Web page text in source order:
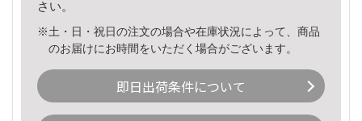
さい。
※土・日・祝日の注文の場合や在庫状況によって、商品
のお届けにお時間をいただく場合がございます。
即日出荷条件について